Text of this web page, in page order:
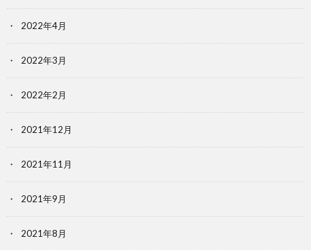
2022年4月
2022年3月
2022年2月
2021年12月
2021年11月
2021年9月
2021年8月